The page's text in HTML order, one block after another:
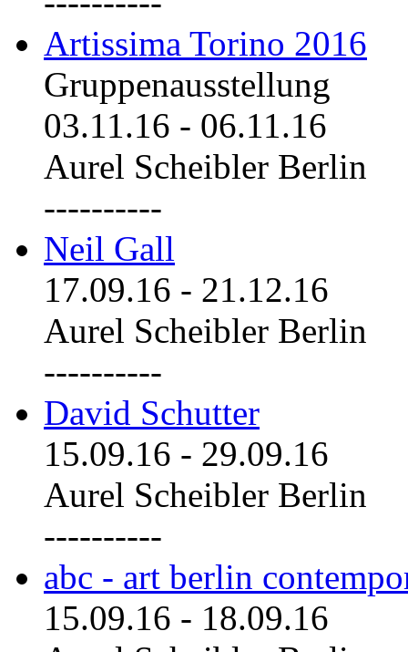
Artissima Torino 2016
Gruppenausstellung
03.11.16 - 06.11.16
Aurel Scheibler Berlin
----------
Neil Gall
17.09.16 - 21.12.16
Aurel Scheibler Berlin
----------
David Schutter
15.09.16 - 29.09.16
Aurel Scheibler Berlin
----------
abc - art berlin
15.09.16 - 18.09.16